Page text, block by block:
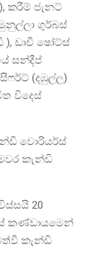
කරීම් ජැනට්
ගුර්බස්
), ඩාචී ෂෝට්ස්
සන්දීප්
(දඹුල්ල)
විදෙස්
වොරියර්ස්
කැන්ඩි
20
කණ්ඩායමෙන්
කැන්ඩි